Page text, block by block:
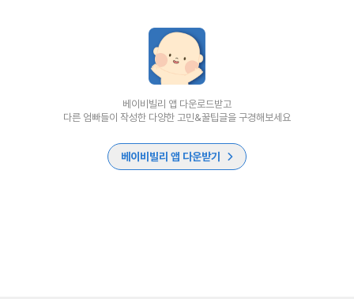
베이비빌리 앱 다운로드받고
다른 엄빠들이 작성한 다양한 고민&꿀팁글을 구경해보세요
베이비빌리 앱 다운받기